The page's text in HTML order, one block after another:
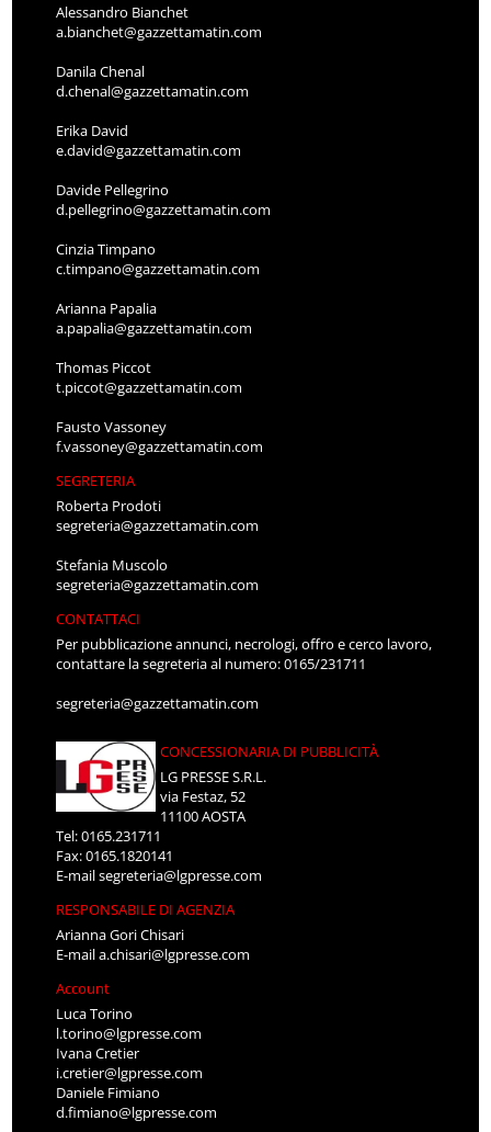
Alessandro Bianchet
a.bianchet@gazzettamatin.com
Danila Chenal
d.chenal@gazzettamatin.com
Erika David
e.david@gazzettamatin.com
Davide Pellegrino
d.pellegrino@gazzettamatin.com
Cinzia Timpano
c.timpano@gazzettamatin.com
Arianna Papalia
a.papalia@gazzettamatin.com
Thomas Piccot
t.piccot@gazzettamatin.com
Fausto Vassoney
f.vassoney@gazzettamatin.com
SEGRETERIA
Roberta Prodoti
segreteria@gazzettamatin.com
Stefania Muscolo
segreteria@gazzettamatin.com
CONTATTACI
Per pubblicazione annunci, necrologi, offro e cerco lavoro,
contattare la segreteria al numero: 0165/231711
segreteria@gazzettamatin.com
CONCESSIONARIA DI PUBBLICITÀ
LG PRESSE S.R.L.
via Festaz, 52
11100 AOSTA
Tel: 0165.231711
Fax: 0165.1820141
E-mailsegreteria@lgpresse.com
RESPONSABILE DI AGENZIA
Arianna Gori Chisari
E-maila.chisari@lgpresse.com
Account
Luca Torino
l.torino@lgpresse.com
Ivana Cretier
i.cretier@lgpresse.com
Daniele Fimiano
d.fimiano@lgpresse.com